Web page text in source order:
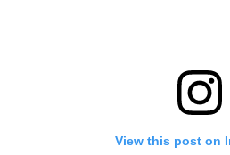
View this post on